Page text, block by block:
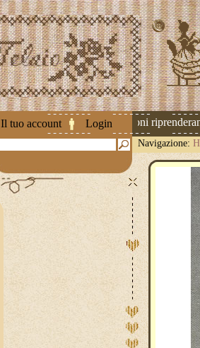
Il tuo account Login
Attenzione ! Le spedizioni
Navigazione: